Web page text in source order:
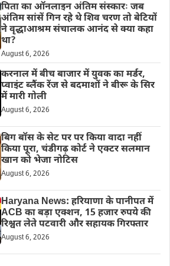
पिता का ऑनलाइन अंतिम संस्कारः जब
अंतिम सांसें गिन रहे थे शिव चरण तो बेटियों
ने वृद्धाआश्रम संचालक आनंद से क्या कहा
था?
August 6, 2026
करनाल में बीच बाजार में युवक का मर्डर,
प्वाइंट ब्लैंक रेंज से बदमाशों ने बीरू के सिर
में मारी गोली
August 6, 2026
बिग बॉस के सेट पर पर किया वादा नहीं
किया पूरा, चंडीगढ़ कोर्ट ने एक्टर सलमान
खान को भेजा नोटिस
August 6, 2026
Haryana News: हरियाणा के पानीपत में
ACB का बड़ा एक्शन, 15 हजार रुपये की
रिश्वत लेते पटवारी और सहायक गिरफ्तार
August 6, 2026